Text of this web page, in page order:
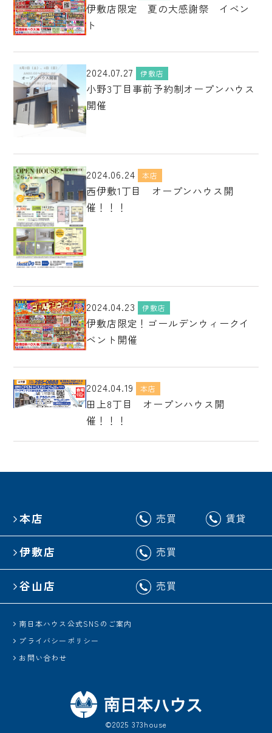
伊敷店限定 夏の大感謝祭 イベン
ト
2024.07.27 伊敷店
小野3丁目事前予約制オープンハウス
開催
2024.06.24 本店
西伊敷1丁目 オープンハウス開
催！！！
2024.04.23 伊敷店
伊敷店限定！ゴールデンウィークイ
ベント開催
2024.04.19 本店
田上8丁目 オープンハウス開
催！！！
本店 売買 賃貸
伊敷店 売買
谷山店 売買
南日本ハウス公式SNSのご案内
プライバシーポリシー
お問い合わせ
©2025 373house